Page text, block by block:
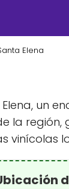
Elena
un
vinícolas